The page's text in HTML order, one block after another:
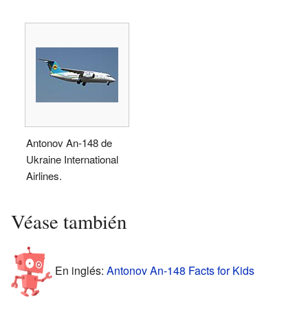
Antonov An-148 de
Ukraine International
Airlines.
Véase también
En inglés: Antonov An-148 Facts for Kids